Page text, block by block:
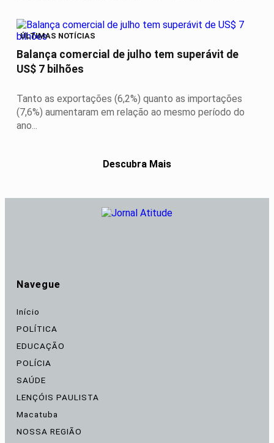
ÚLTIMAS NOTÍCIAS
Balança comercial de julho tem superávit de
US$ 7 bilhões
Tanto as exportações (6,2%) quanto as importações
(7,6%) aumentaram em relação ao mesmo período do
ano...
Descubra Mais
Navegue
Início
POLÍTICA
EDUCAÇÃO
POLÍCIA
SAÚDE
LENÇÓIS PAULISTA
Macatuba
NOSSA REGIÃO